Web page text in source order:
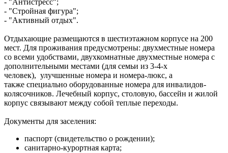
- "Стройная фигура";
- "Активный отдых".
Отдыхающие размещаются в шестиэтажном корпусе на 200
мест. Для проживания предусмотрены: двухместные номера
со всеми удобствами, двухкомнатные двухместные номера с
дополнительными местами (для семьи из 3-4-х
человек), улучшенные номера и номера-люкс, а
также специально оборудованные номера для инвалидов-
колясочников. Лечебный корпус, столовую, бассейн и жилой
корпус связывают между собой теплые переходы.
Документы для заселения:
паспорт (свидетельство о рождении);
санитарно-курортная карта;